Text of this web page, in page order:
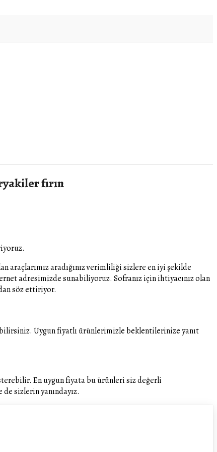
fırın
aradığınız verimliliği sizlere en iyi şekilde
adresimizde sunabiliyoruz. Sofranız için ihtiyacınız olan
söz ettiriyor.
Uygun fiyatlı ürünlerimizle beklentilerinize yanıt
En uygun fiyata bu ürünleri siz değerli
sizlerin yanındayız.